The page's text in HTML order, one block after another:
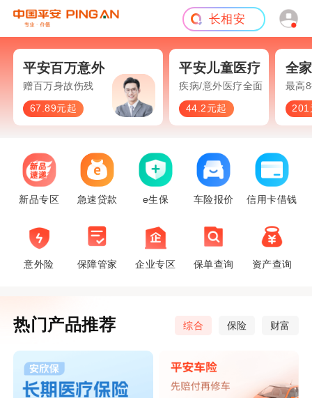
短期意外
旅游险
百万意外
万身故伤残
元起
平安儿童医疗
疾病/意外医疗全面保障
44.2元起
全家保
最高8折费率
201元起
新品专区 急速贷款 e生保 车险报价 信用卡借钱
意外险 保障管家 企业专区 保单查询 资产查询
热门产品推荐 综合 保险 财富